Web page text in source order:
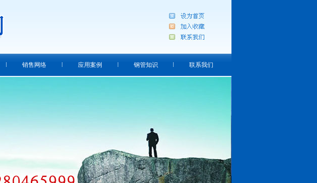
销售网络 应用案例 钢管知识 联系我们